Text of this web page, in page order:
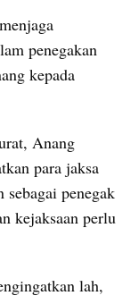
penegakan
kepada
Anang
para jaksa
penegak
kejaksaan perlu
lah,